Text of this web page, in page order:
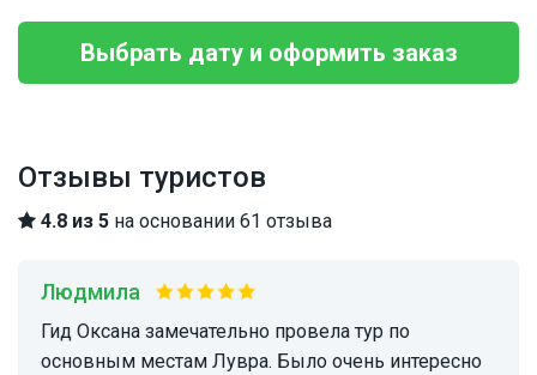
Выбрать дату и оформить заказ
Отзывы туристов
4.8 из 5 на основании 61 отзыва
Людмила
Гид Оксана замечательно провела тур по
основным местам Лувра. Было очень интересно